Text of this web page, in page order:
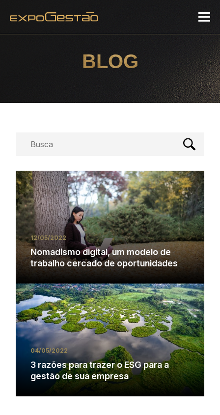
BLOG
12/05/2022
Nomadismo digital, um modelo de
trabalho cercado de oportunidades
04/05/2022
3 razões para trazer o ESG para a
gestão de sua empresa